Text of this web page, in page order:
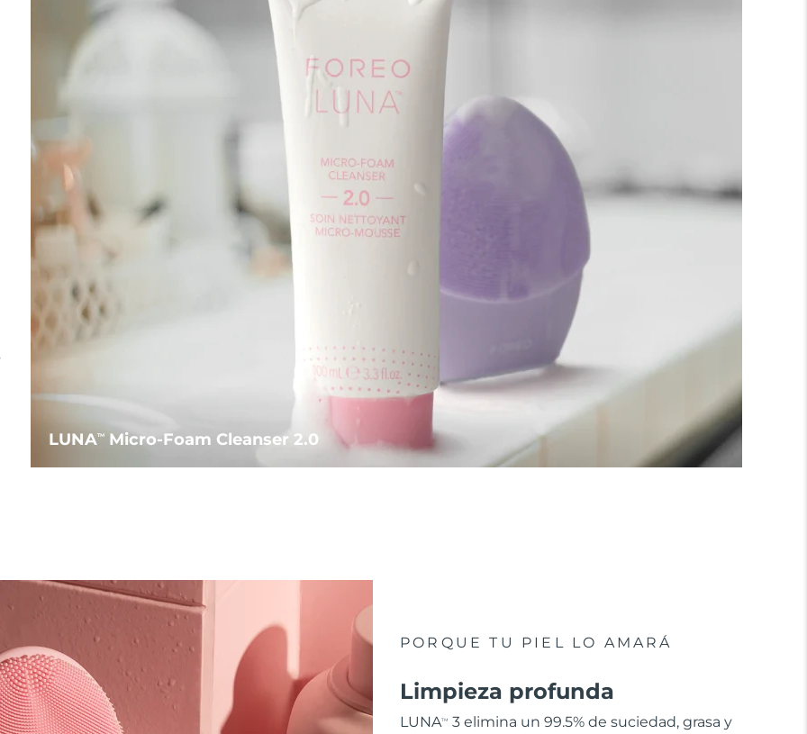
LUNATMMicro-Foam Cleanser 2.0
PORQUE TU PIEL LO AMARÁ
Limpieza profunda
LUNATM
3 elimina un 99.5% de suciedad, grasa y